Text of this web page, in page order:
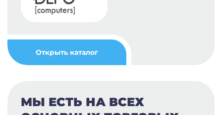
Открыть каталог
МЫ ЕСТЬ НА ВСЕХ